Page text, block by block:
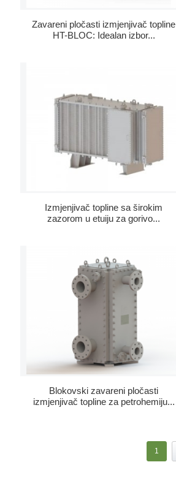
Zavareni pločasti izmjenjivač topline
HT-BLOC: Idealan izbor...
Izmjenjivač topline sa širokim
zazorom u etuiju za gorivo...
Blokovski zavareni pločasti
izmjenjivač topline za petrohemiju...
1